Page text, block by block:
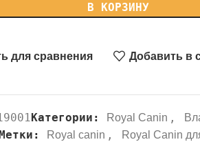
В КОРЗИНУ
для сравнения Добавить в
Категории: Royal Canin ,
Royal canin , Royal Canin